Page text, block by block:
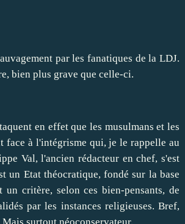
par les fanatiques de la LDJ.
bien plus grave que celle-ci.
en effet que les musulmans et les
face à l'intégrisme qui, je le rappelle au
Val, l'ancien rédacteur en chef, s'est
un Etat théocratique, fondé sur la base
critère, selon ces bien-pensants, de
par les instances religieuses. Bref,